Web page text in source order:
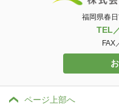
福岡県春
TEL
FAX
ページ上部へ